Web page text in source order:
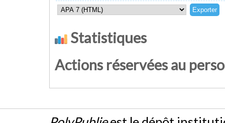
Statistiques
Actions réservées au